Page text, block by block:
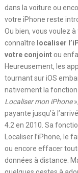
dans la voiture ou
votre iPhone reste
Ou bien, vous voulez
connaître localiser
votre conjointou
Heureusement, les
tournant sur iOS
nativement la fonction
Localiser mon iPhone
payante jusqu’à
4.2 en 2010. Sa
Localiser l’iPhone, le
ou encore effacer
données à distance.